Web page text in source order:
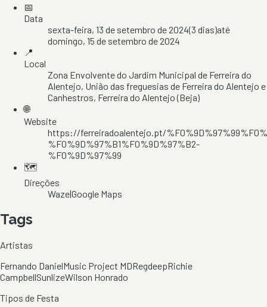
📅
Data
sexta-feira, 13 de setembro de 2024(3 dias)até
domingo, 15 de setembro de 2024
📍
Local
Zona Envolvente do Jardim Municipal de Ferreira do
Alentejo, União das freguesias de Ferreira do Alentejo e
Canhestros, Ferreira do Alentejo(Beja)
🌐
Website
https://ferreiradoalentejo.pt/
%F0%9D%97%B1%F0%9D%97%B2-
%F0%9D%97%99
🗺️
Direções
Waze|Google Maps
Tags
Artistas
Fernando DanielMusic Project MDRegdeepRichie
CampbellSunlizeWilson Honrado
Tipos de Festa